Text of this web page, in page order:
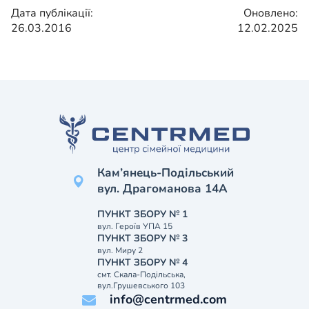
Дата публікації:
26.03.2016
Оновлено:
12.02.2025
Кам’янець-Подільський
вул. Драгоманова 14А
ПУНКТ ЗБОРУ № 1
вул. Героїв УПА 15
ПУНКТ ЗБОРУ № 3
вул. Миру 2
ПУНКТ ЗБОРУ № 4
смт. Скала-Подільська,
вул.Грушевського 103
info@centrmed.com